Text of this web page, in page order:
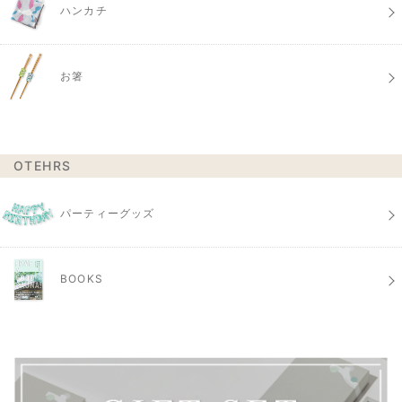
ハンカチ
お箸
OTEHRS
パーティーグッズ
BOOKS